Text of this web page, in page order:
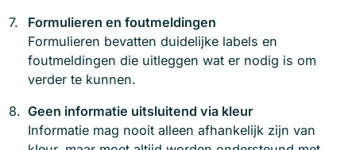
Formulieren en foutmeldingen
Formulieren bevatten duidelijke labels en
foutmeldingen die uitleggen wat er nodig is om
verder te kunnen.
Geen informatie uitsluitend via kleur
Informatie mag nooit alleen afhankelijk zijn van